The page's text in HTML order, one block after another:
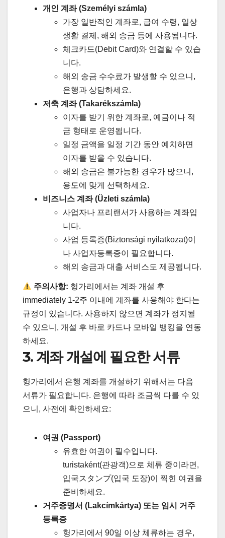
개인 계좌 (Személyi számla)
가장 일반적인 계좌로, 급여 수령, 일상
생활 결제, 해외 송금 등에 사용됩니다.
체크카드(Debit Card)와 연결할 수 있습
니다.
해외 송금 수수료가 발생할 수 있으니,
은행과 상담하세요.
저축 계좌 (Takarékszámla)
이자를 받기 위한 계좌로, 예금이나 적
금 형태로 운영됩니다.
일정 금액을 일정 기간 동안 예치하면
이자를 받을 수 있습니다.
해외 송금은 불가능한 경우가 많으니,
용도에 맞게 선택하세요.
비즈니스 계좌 (Üzleti számla)
사업자나 프리랜서가 사용하는 계좌입
니다.
사업 등록증(Biztonsági nyilatkozat)이
나 사업자등록증이 필요합니다.
해외 송금과 대출 서비스도 제공됩니다.
주의사항: 헝가리에서는 계좌 개설 후
immediately 1-2주 이내에 계좌를 사용해야 한다는
규정이 있습니다. 사용하지 않으면 계좌가 정지될
수 있으니, 개설 후 바로 카드나 모바일 뱅킹을 연동
하세요.
3. 계좌 개설에 필요한 서류
헝가리에서 은행 계좌를 개설하기 위해서는 다음
서류가 필요합니다. 은행에 따라 조금씩 다를 수 있
으니, 사전에 확인하세요:
여권 (Passport)
유효한 여권이 필수입니다.
turistaként(관광객)으로 체류 중이라면,
입국スタンプ(입국 도장)이 찍힌 여권을
준비하세요.
거주증명서 (Lakcímkártya) 또는 임시 거주
등록증
헝가리에서 90일 이상 체류하는 경우,